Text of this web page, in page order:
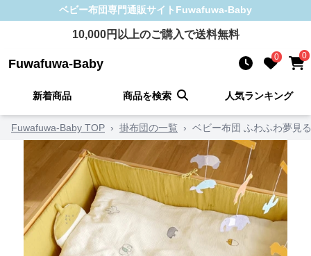
ベビー布団専門通販サイト Fuwafuwa-Baby
10,000円以上のご購入で送料無料
Fuwafuwa-Baby 0 0
新着商品 商品を検索 人気ランキング
Fuwafuwa-Baby TOP › 掛布団の一覧 › ベビー布団 ふわふわ夢見